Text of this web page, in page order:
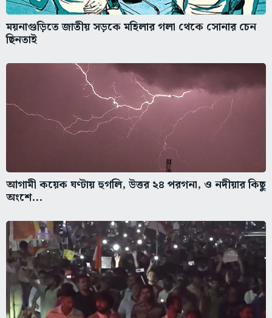
ময়নাগুড়িতে জাতীয় সড়কে মহিলার গলা থেকে সোনার চেন
ছিনতাই
আগামী কয়েক ঘণ্টায় হুগলি, উত্তর ২৪ পরগনা, ও নদীয়ার কিছু
অংশে...